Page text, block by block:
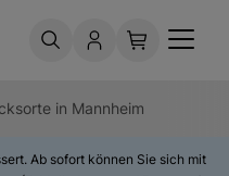
in Mannheim
Ab sofort können Sie sich mit